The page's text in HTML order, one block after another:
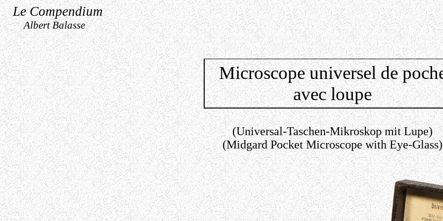
Le Compendium
Albert Balasse
Microscope universel de
avec loupe
(Universal-Taschen-Mikroskop mit Lupe)
(Midgard Pocket Microscope with Eye-Glass)